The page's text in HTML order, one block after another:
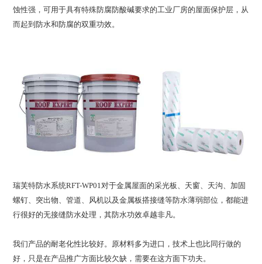
蚀性强，可用于具有特殊防腐防酸碱要求的工业厂房的屋面保护层，从
而起到防水和防腐的双重功效。
瑞芙特防水系统RFT-WP01对于金属屋面的采光板、天窗、天沟、加固
螺钉、突出物、管道、风机以及金属板搭接缝等防水薄弱部位，都能进
行很好的无接缝防水处理，其防水功效卓越非凡。
我们产品的耐老化性比较好。原材料多为进口，技术上也比同行做的
好，只是在产品推广方面比较欠缺，需要在这方面下功夫。